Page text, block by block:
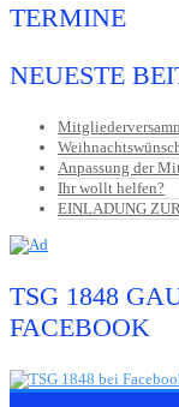
TERMINE
NEUESTE
Anpassung der
Ihr wollt helfen?
EINLADUNG
TSG 1848
FACEBOOK